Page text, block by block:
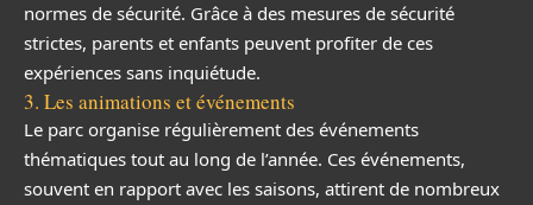
normes de sécurité. Grâce à des mesures de sécurité
strictes, parents et enfants peuvent profiter de ces
expériences sans inquiétude.
3. Les animations et événements
Le parc organise régulièrement des événements
thématiques tout au long de l’année. Ces événements,
souvent en rapport avec les saisons, attirent de nombreux